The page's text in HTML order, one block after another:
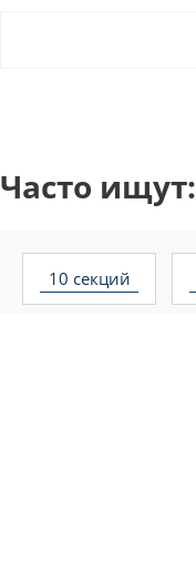
Часто ищут:
10 секций